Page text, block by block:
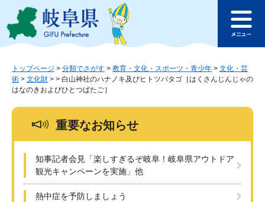
ジ
ュ
このページの本文へ
ュ
トップページ > 分類でさがす > 教育・文化・スポーツ・青少年 > 文化・芸
術 > 文化財 > > 白山神社のハナノキ及びヒトツバタゴ［はくさんじんじゃの
はなのきおよびひとつばたご​​​​​］
重要なお知らせ
知事記者会見「楽しすぎるぞ岐阜！岐阜県アウトドア
観光キャンペーンを実施」他
熱中症を予防しましょう